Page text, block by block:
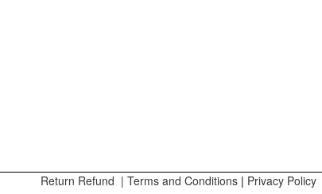
Return Refund | Terms and Conditions| Privacy Policy